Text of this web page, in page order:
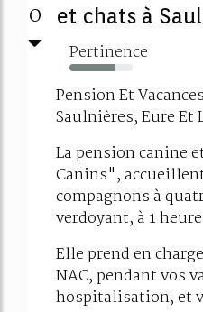
0
et chats à
Pertinence
73%
Pension Et
Saulnières, Eure Et
La pension canine
Canins",
compagnons à
verdoyant, à 1
Elle prend en
NAC, pendant vos
hospitalisation, et